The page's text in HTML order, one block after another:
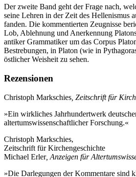
Der zweite Band geht der Frage nach,
seine Lehren in der Zeit des Hellenismus
fanden. Die kommentierten Zeugnisse
Lob, Ablehnung und Anerkennung
antiker Grammatiker um das Corpus
Bestrebungen, in Platon (wie in
östlicher Weisheit zu sehen.
Rezensionen
Christoph Markschies , Zeitschrift für
»Ein wirkliches Jahrhundertwerk
altertumswissenschaftlicher Forschung.«
Christoph Markschies,
Zeitschrift für Kirchengeschichte
Michael Erler, Anzeigen für
»Die Darlegungen der Kommentare sind